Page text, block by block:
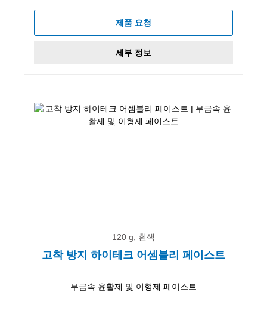
제품 요청
세부 정보
120 g, 흰색
고착 방지 하이테크 어셈블리 페이스트
무금속 윤활제 및 이형제 페이스트